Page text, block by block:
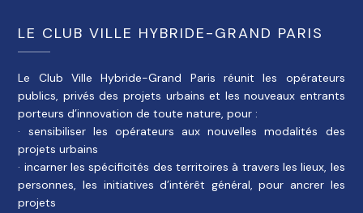
LE CLUB VILLE HYBRIDE-GRAND PARIS
Le Club Ville Hybride-Grand Paris réunit les opérateurs
publics, privés des projets urbains et les nouveaux entrants
porteurs d’innovation de toute nature, pour :
· sensibiliser les opérateurs aux nouvelles modalités des
projets urbains
· incarner les spécificités des territoires à travers les lieux, les
personnes, les initiatives d’intérêt général, pour ancrer les
projets